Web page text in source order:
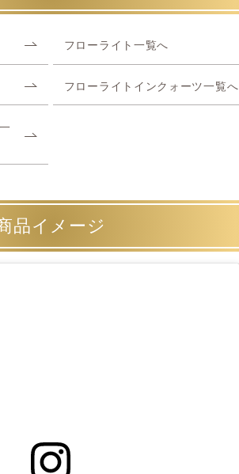
フローライト一覧へ
フローライトインクォーツ一覧へ
品イメージ